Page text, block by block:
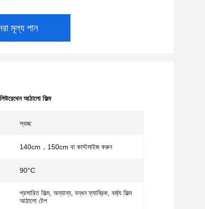
মূল্য পান
আঠালো ফিল্ম
স্বচ্ছ
140cm，150cm বা কাস্টমাইজ করুন
90°C
প্রসারিত ফিল্ম, অন্যান্য, বন্ধন ফ্যাব্রিক, বর্জ্য ফিল্ম
আঠালো টেপ